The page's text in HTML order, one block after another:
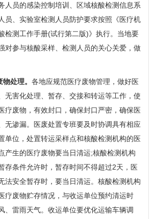
人员的感染控制培训、区域核酸检测信息系
员、实验室检测人员防护要求按照《医疗机
检测工作手册(试行第二版)》执行。当地要
对参与核酸采样、检测人员的关心关爱，做
处理。 各地应规范医疗废物管理，做好医
无害化处理、暂存、交接和转运等工作，使
疗废物，有效封口，确保封口严密，确保医
无渗漏。医废处置专班要及时协调具有相应
单位，处置转运采样点和核酸检测机构的医
产生的医疗废物要当日清运;核酸检测机构
存条件允许时，暂存时间不得超过2天，医
法安全暂存时，要当日清运。核酸检测机构
疗废物贮存情况，与收运单位预约清运时
、雷雨天气。收运单位要优化运输车辆调